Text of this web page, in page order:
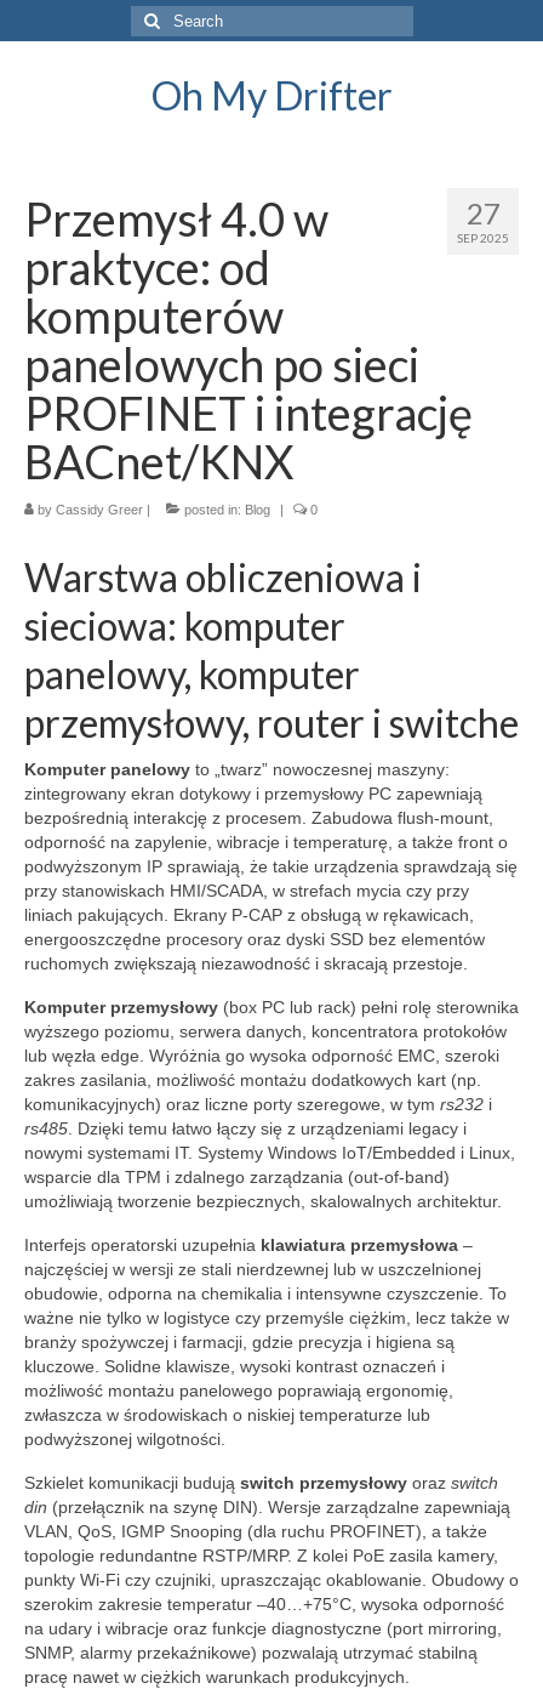
Search
for:
Oh My Drifter
27
SEP 2025
Przemysł 4.0 w
praktyce: od
komputerów
panelowych po sieci
PROFINET i integrację
BACnet/KNX
by Cassidy Greer | posted in: Blog | 0
Warstwa obliczeniowa i
sieciowa: komputer
panelowy, komputer
przemysłowy, router i switche
Komputer panelowy to „twarz” nowoczesnej maszyny:
zintegrowany ekran dotykowy i przemysłowy PC zapewniają
bezpośrednią interakcję z procesem. Zabudowa flush-mount,
odporność na zapylenie, wibracje i temperaturę, a także front o
podwyższonym IP sprawiają, że takie urządzenia sprawdzają się
przy stanowiskach HMI/SCADA, w strefach mycia czy przy
liniach pakujących. Ekrany P-CAP z obsługą w rękawicach,
energooszczędne procesory oraz dyski SSD bez elementów
ruchomych zwiększają niezawodność i skracają przestoje.
Komputer przemysłowy (box PC lub rack) pełni rolę sterownika
wyższego poziomu, serwera danych, koncentratora protokołów
lub węzła edge. Wyróżnia go wysoka odporność EMC, szeroki
zakres zasilania, możliwość montażu dodatkowych kart (np.
komunikacyjnych) oraz liczne porty szeregowe, w tym rs232 i
rs485 . Dzięki temu łatwo łączy się z urządzeniami legacy i
nowymi systemami IT. Systemy Windows IoT/Embedded i Linux,
wsparcie dla TPM i zdalnego zarządzania (out-of-band)
umożliwiają tworzenie bezpiecznych, skalowalnych architektur.
Interfejs operatorski uzupełnia klawiatura przemysłowa –
najczęściej w wersji ze stali nierdzewnej lub w uszczelnionej
obudowie, odporna na chemikalia i intensywne czyszczenie. To
ważne nie tylko w logistyce czy przemyśle ciężkim, lecz także w
branży spożywczej i farmacji, gdzie precyzja i higiena są
kluczowe. Solidne klawisze, wysoki kontrast oznaczeń i
możliwość montażu panelowego poprawiają ergonomię,
zwłaszcza w środowiskach o niskiej temperaturze lub
podwyższonej wilgotności.
Szkielet komunikacji budują switch przemysłowy oraz switch
din (przełącznik na szynę DIN). Wersje zarządzalne zapewniają
VLAN, QoS, IGMP Snooping (dla ruchu PROFINET), a także
topologie redundantne RSTP/MRP. Z kolei PoE zasila kamery,
punkty Wi‑Fi czy czujniki, upraszczając okablowanie. Obudowy o
szerokim zakresie temperatur –40…+75°C, wysoka odporność
na udary i wibracje oraz funkcje diagnostyczne (port mirroring,
SNMP, alarmy przekaźnikowe) pozwalają utrzymać stabilną
pracę nawet w ciężkich warunkach produkcyjnych.